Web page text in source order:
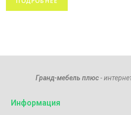
Гранд-мебель плюс-
Информация